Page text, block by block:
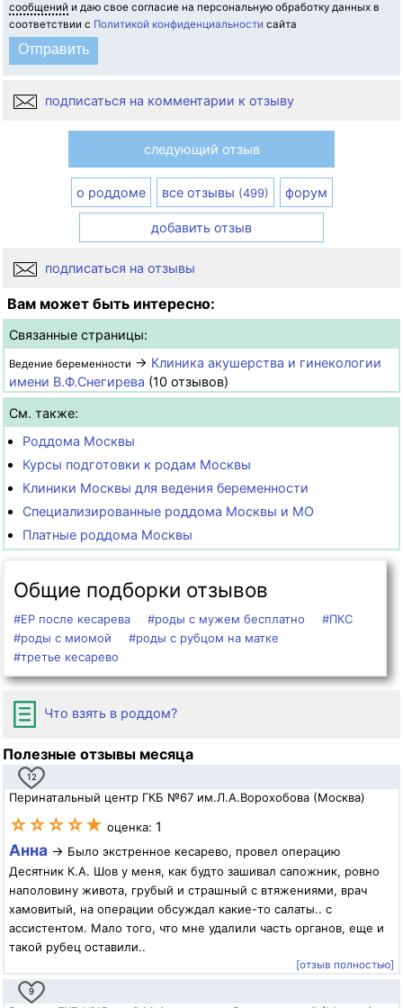
сообщений и даю свое согласие на персональную обработку данных в
соответствии с Политикой конфиденциальности сайта
подписаться на комментарии к отзыву
следующий отзыв
о роддоме все отзывы (499) форум
добавить отзыв
подписаться на отзывы
Вам может быть интересно:
Связанные страницы:
Ведение беременности → Клиника акушерства и гинекологии
имени В.Ф.Снегирева (10 отзывов)
См. также:
Роддома Москвы
Курсы подготовки к родам Москвы
Клиники Москвы для ведения беременности
Специализированные роддома Москвы и МО
Платные роддома Москвы
Общие подборки отзывов
#ЕР после кесарева #роды с мужем бесплатно
#ПКС
#роды с миомой
#роды с рубцом на матке
#третье кесарево
Что взять в роддом?
Полезные отзывы месяца
12
Перинатальный центр ГКБ №67 им.Л.А.Ворохобова (Москва)
☆☆☆☆★ оценка: 1
Анна → Было экстренное кесарево, провел операцию
Десятник К.А. Шов у меня, как будто зашивал сапожник, ровно
наполовину живота, грубый и страшный с втяжениями, врач
хамовитый, на операции обсуждал какие-то салаты.. с
ассистентом. Мало того, что мне удалили часть органов, еще и
такой рубец оставили..
[отзыв полностью]
9